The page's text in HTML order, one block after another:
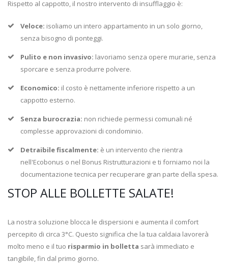
Rispetto al cappotto, il nostro intervento di insufflaggio è:
Veloce: isoliamo un intero appartamento in un solo giorno,
senza bisogno di ponteggi.
Pulito e non invasivo: lavoriamo senza opere murarie, senza
sporcare e senza produrre polvere.
Economico: il costo è nettamente inferiore rispetto a un
cappotto esterno.
Senza burocrazia: non richiede permessi comunali né
complesse approvazioni di condominio.
Detraibile fiscalmente: è un intervento che rientra
nell'Ecobonus o nel Bonus Ristrutturazioni e ti forniamo noi la
documentazione tecnica per recuperare gran parte della spesa.
STOP ALLE BOLLETTE SALATE!
La nostra soluzione blocca le dispersioni e aumenta il comfort
percepito di circa 3°C. Questo significa che la tua caldaia lavorerà
molto meno e il tuo risparmio in bolletta sarà immediato e
tangibile, fin dal primo giorno.